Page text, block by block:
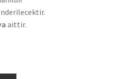
aittir.